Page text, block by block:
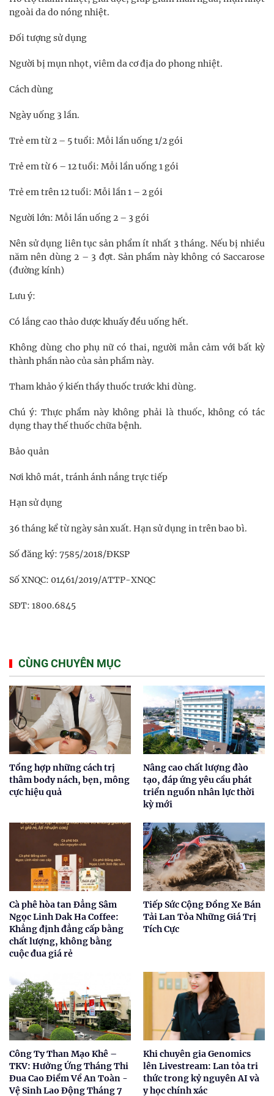
ngoài da do nóng nhiệt.
Đối tượng sử dụng
Người bị mụn nhọt, viêm da cơ địa do phong nhiệt.
Cách dùng
Ngày uống 3 lần.
Trẻ em từ 2 – 5 tuổi: Mỗi lần uống 1/2 gói
Trẻ em từ 6 – 12 tuổi: Mỗi lần uống 1 gói
Trẻ em trên 12 tuổi: Mỗi lần 1 – 2 gói
Người lớn: Mỗi lần uống 2 – 3 gói
Nên sử dụng liên tục sản phẩm ít nhất 3 tháng. Nếu bị nhiều
năm nên dùng 2 – 3 đợt. Sản phẩm này không có Saccarose
(đường kính)
Lưu ý:
Có lắng cao thảo dược khuấy đều uống hết.
Không dùng cho phụ nữ có thai, người mẫn cảm với bất kỳ
thành phần nào của sản phẩm này.
Tham khảo ý kiến thầy thuốc trước khi dùng.
Chú ý: Thực phẩm này không phải là thuốc, không có tác
dụng thay thế thuốc chữa bệnh.
Bảo quản
Nơi khô mát, tránh ánh nắng trực tiếp
Hạn sử dụng
36 tháng kể từ ngày sản xuất. Hạn sử dụng in trên bao bì.
Số đăng ký: 7585/2018/ĐKSP
Số XNQC: 01461/2019/ATTP-XNQC
SĐT: 1800.6845
CÙNG CHUYÊN MỤC
Tổng hợp những cách trị
thâm body nách, bẹn, mông
cực hiệu quả
Nâng cao chất lượng đào
tạo, đáp ứng yêu cầu phát
triển nguồn nhân lực thời
kỳ mới
Cà phê hòa tan Đẳng Sâm
Ngọc Linh Dak Ha Coffee:
Khẳng định đẳng cấp bằng
chất lượng, không bằng
cuộc đua giá rẻ
Tiếp Sức Cộng Đồng Xe Bán
Tải Lan Tỏa Những Giá Trị
Tích Cực
Công Ty Than Mạo Khê –
TKV: Hưởng Ứng Tháng Thi
Đua Cao Điểm Về An Toàn -
Vệ Sinh Lao Động Tháng 7
Khi chuyên gia Genomics
lên Livestream: Lan tỏa tri
thức trong kỷ nguyên AI và
y học chính xác